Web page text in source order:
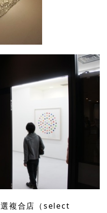
複合店（select